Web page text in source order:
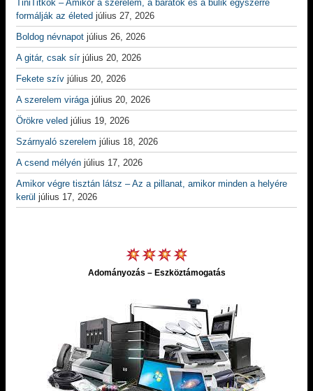
TiniTitkok – Amikor a szerelem, a barátok és a bulik egyszerre
formálják az életed július 27, 2026
Boldog névnapot július 26, 2026
A gitár, csak sír július 20, 2026
Fekete szív július 20, 2026
A szerelem virága július 20, 2026
Örökre veled július 19, 2026
Szárnyaló szerelem július 18, 2026
A csend mélyén július 17, 2026
Amikor végre tisztán látsz – Az a pillanat, amikor minden a helyére
kerül július 17, 2026
Adományozás – Eszköztámogatás